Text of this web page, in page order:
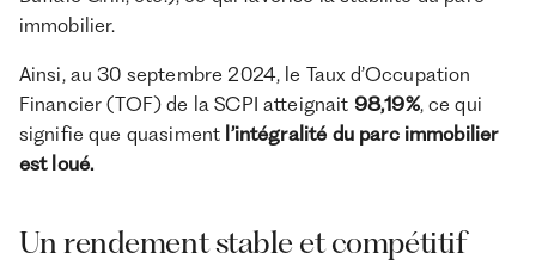
immobilier.
Ainsi, au 30 septembre 2024, le Taux d’Occupation
Financier (TOF) de la SCPI atteignait 98,19%, ce qui
signifie que quasiment l’intégralité du parc immobilier
est loué.
Un rendement stable et compétitif